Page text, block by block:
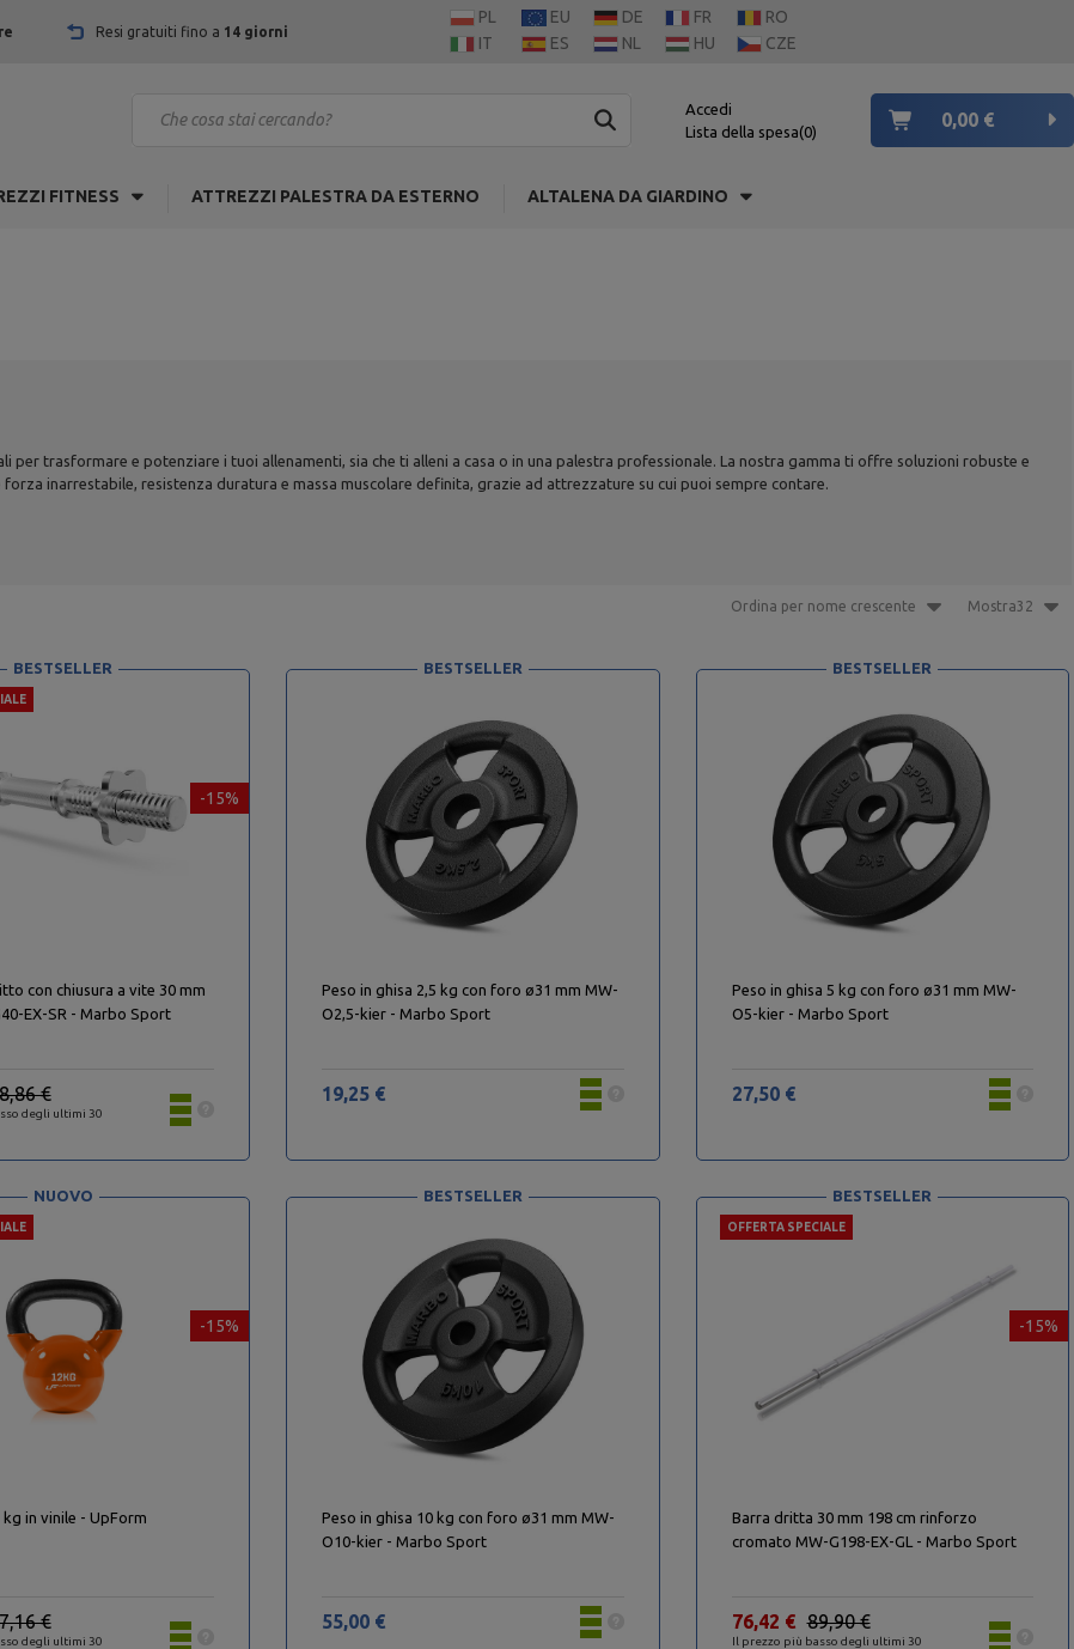
Resi gratuiti fino a 14 giorni
PL EU DE FR
RO
IT
ES NL HU CZE
Accedi
Lista della spesa 0
0,00 €
FITNESS ATTREZZI PALESTRA DA ESTERNO ALTALENA DA GIARDINO
per trasformare e potenziare i tuoi allenamenti, sia che ti alleni a casa o in una palestra professionale. La nostra gamma ti offre soluzioni robuste e
inarrestabile, resistenza duratura e massa muscolare definita, grazie ad attrezzature su cui puoi sempre contare.
Ordina per nome crescente Mostra32
-15%
BESTSELLER
con chiusura a vite 30 mm
EX-SR - Marbo Sport
degli ultimi 30
€
BESTSELLER
Peso in ghisa 2,5 kg con foro ø31 mm MW-
O2,5-kier - Marbo Sport
19,25 €
BESTSELLER
Peso in ghisa 5 kg con foro ø31 mm MW-
O5-kier - Marbo Sport
27,50 €
-15%
NUOVO
in vinile - UpForm
degli ultimi 30
€
BESTSELLER
Peso in ghisa 10 kg con foro ø31 mm MW-
O10-kier - Marbo Sport
55,00 €
-15%
OFFERTA SPECIALE
BESTSELLER
Barra dritta 30 mm 198 cm rinforzo
cromato MW-G198-EX-GL - Marbo Sport
Il prezzo più basso degli ultimi 30
89,90 €
76,42 €